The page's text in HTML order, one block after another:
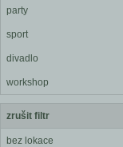
party
sport
divadlo
workshop
zrušit filtr
bez lokace